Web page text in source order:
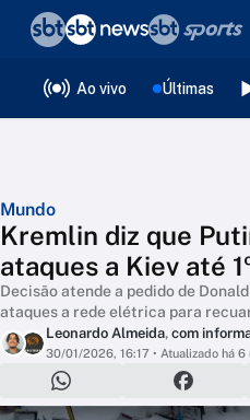
Ao vivo Últimas
Mundo
Kremlin diz que
ataques a Kiev até
Decisão atende a pedido de
ataques a rede elétrica para
Leonardo Almeida, com
30/01/2026, 16:17 • Atualizado há 6
❮voltar
Editorias